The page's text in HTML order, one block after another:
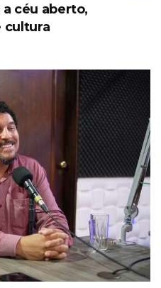
céu aberto,
cultura